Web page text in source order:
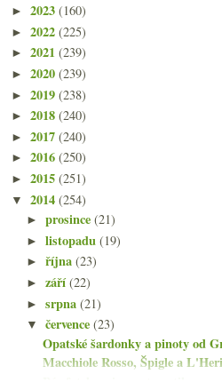
► 2023 (160)
► 2022 (225)
► 2021 (239)
► 2020 (239)
► 2019 (238)
► 2018 (240)
► 2017 (240)
► 2016 (250)
► 2015 (251)
▼ 2014 (254)
►prosince(21)
►listopadu(19)
►října(23)
►září(22)
►srpna(21)
▼července(23)
Opatské šardonky a pinoty od
Macchiole Rosso, Špigle a